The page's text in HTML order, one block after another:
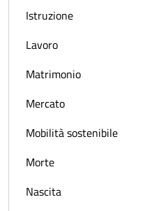
Istruzione
Lavoro
Matrimonio
Mercato
Mobilità sostenibile
Morte
Nascita